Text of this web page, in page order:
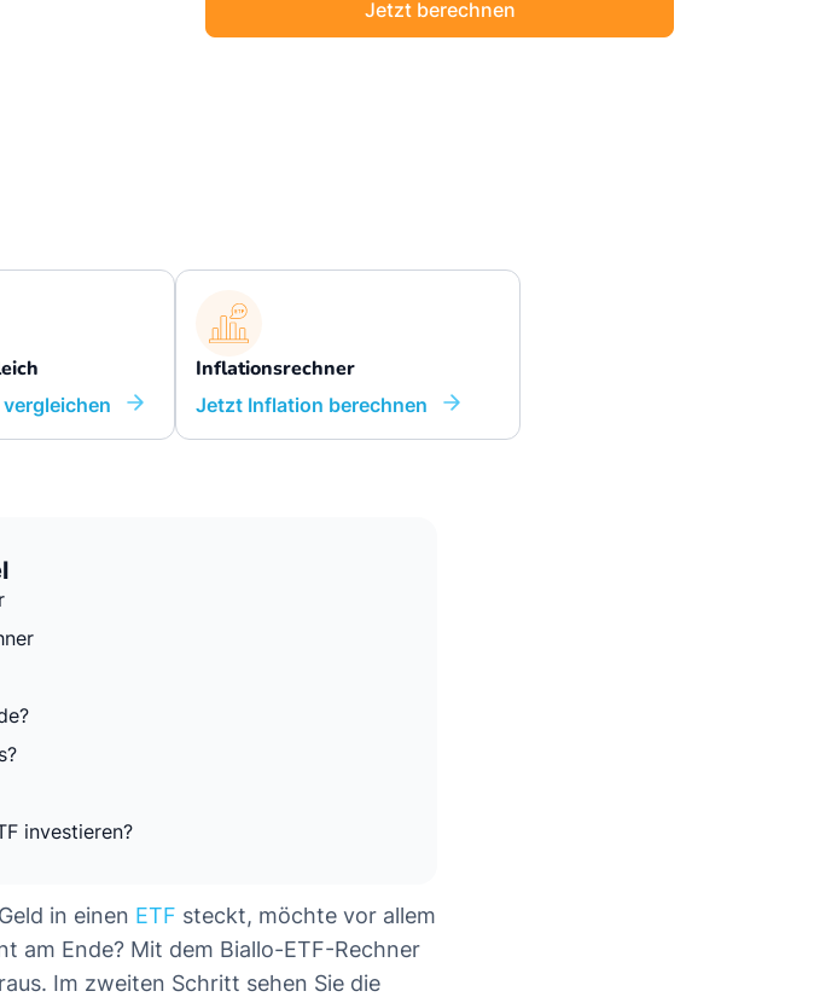
Sichere Geldanlagen
Jetzt berechnen
Inflationsrechner
Jetzt Inflation berechnen
investieren?
in einen ETF steckt, möchte vor allem
am Ende? Mit dem Biallo-ETF-Rechner
Im zweiten Schritt sehen Sie die